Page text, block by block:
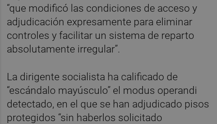
“que modificó las condiciones de acceso y
adjudicación expresamente para eliminar
controles y facilitar un sistema de reparto
absolutamente irregular”.
La dirigente socialista ha calificado de
“escándalo mayúsculo” el modus operandi
detectado, en el que se han adjudicado pisos
protegidos “sin haberlos solicitado